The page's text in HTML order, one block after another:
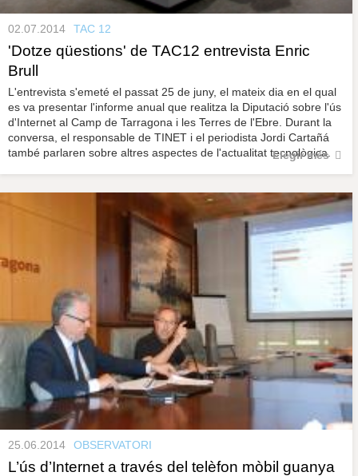
02.07.2014 TAC 12
'Dotze qüestions' de TAC12 entrevista Enric
Brull
L'entrevista s'emeté el passat 25 de juny, el mateix dia en el qual
es va presentar l'informe anual que realitza la Diputació sobre l'ús
d'Internet al Camp de Tarragona i les Terres de l'Ebre. Durant la
conversa, el responsable de TINET i el periodista Jordi Cartañá
també parlaren sobre altres aspectes de l'actualitat tecnològica.
Llegir més
25.06.2014 OBSERVATORI
L’ús d’Internet a través del telèfon mòbil guanya